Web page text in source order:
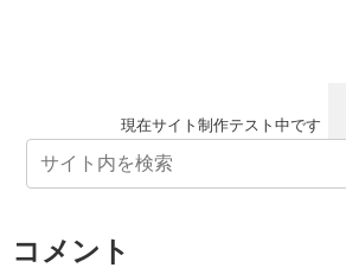
現在サイト制作テスト中です
コメント